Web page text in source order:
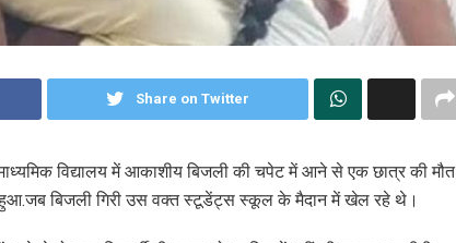
Share on Twitter
विद्यालय में आकाशीय बिजली की चपेट में आने से एक छात्र की मौत
हुआ.जब बिजली गिरी उस वक्त स्टूडेंट्स स्कूल के मैदान में खेल रहे थे।